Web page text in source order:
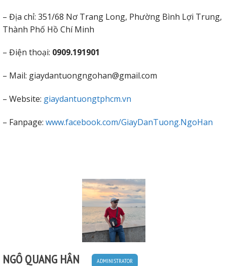
– Địa chỉ: 351/68 Nơ Trang Long, Phường Bình Lợi Trung,
Thành Phố Hồ Chí Minh
– Điện thoại: 0909.191901
– Mail: giaydantuongngohan@gmail.com
– Website: giaydantuongtphcm.vn
– Fanpage: www.facebook.com/GiayDanTuong.NgoHan
NGÔ QUANG HÂN ADMINISTRATOR